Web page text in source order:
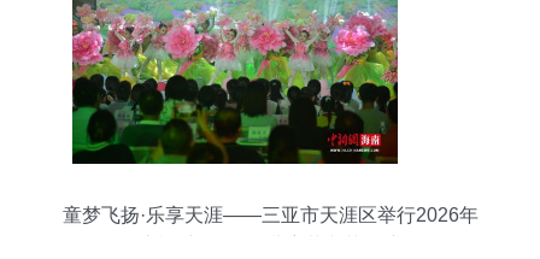
童梦飞扬·乐享天涯——三亚市天涯区举行2026年